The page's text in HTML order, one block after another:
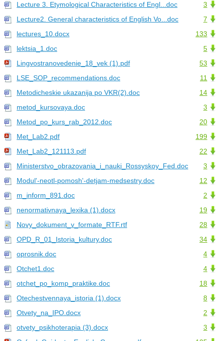
3
Lecture 3. Etymological Characteristics of Engl...doc
7
Lecture2. General characteristics of English Vo...doc
133
lectures_10.docx
5
lektsia_1.doc
53
Lingvostranovedenie_18_vek (1).pdf
11
LSE_SOP_recommendations.doc
14
Metodicheskie ukazanija po VKR(2).doc
3
metod_kursovaya.doc
20
Metod_po_kurs_rab_2012.doc
199
Met_Lab2.pdf
22
Met_Lab2_121113.pdf
3
Ministerstvo_obrazovania_i_nauki_Rossyskoy_Fed.doc
12
Modul'-neotl-pomosh'-detjam-medsestry.doc
2
m_inform_891.doc
19
nenormativnaya_lexika (1).docx
28
Novy_dokument_v_formate_RTF.rtf
34
OPD_R_01_Istoria_kultury.doc
4
oprosnik.doc
4
Otchet1.doc
18
otchet_po_komp_praktike.doc
8
Otechestvennaya_istoria (1).docx
2
Otvety_na_IPO.docx
3
otvety_psikhoterapia (3).docx